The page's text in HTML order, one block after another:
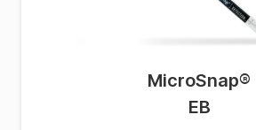
MicroSnap®
EB